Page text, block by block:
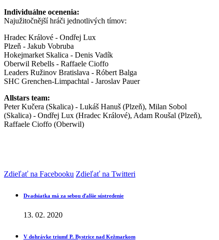
Individuálne ocenenia:
Najužitočnější hráči jednotlivých tímov:
Hradec Králové - Ondřej Lux
Plzeň - Jakub Vobruba
Hokejmarket Skalica - Denis Vadík
Oberwil Rebells - Raffaele Cioffo
Leaders Ružinov Bratislava - Róbert Balga
SHC Grenchen-Limpachtal - Jaroslav Pauer
Allstars team:
Peter Kučera (Skalica) - Lukáš Hanuš (Plzeň), Milan Sobol
(Skalica) - Ondřej Lux (Hradec Králové), Adam Roušal (Plzeň),
Raffaele Cioffo (Oberwil)
Zdieľať na Facebooku Zdieľať na Twitteri
Dvadsiatka má za sebou ďalšie sústredenie
13. 02. 2020
V dohrávke triumf P. Bystrice nad Kežmarkom